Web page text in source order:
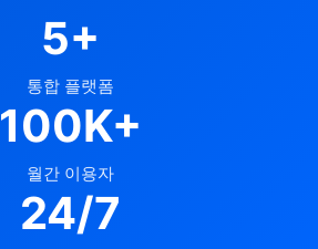
5+
통합 플랫폼
100K+
월간 이용자
24/7